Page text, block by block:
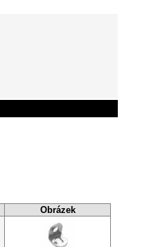
Obrázek